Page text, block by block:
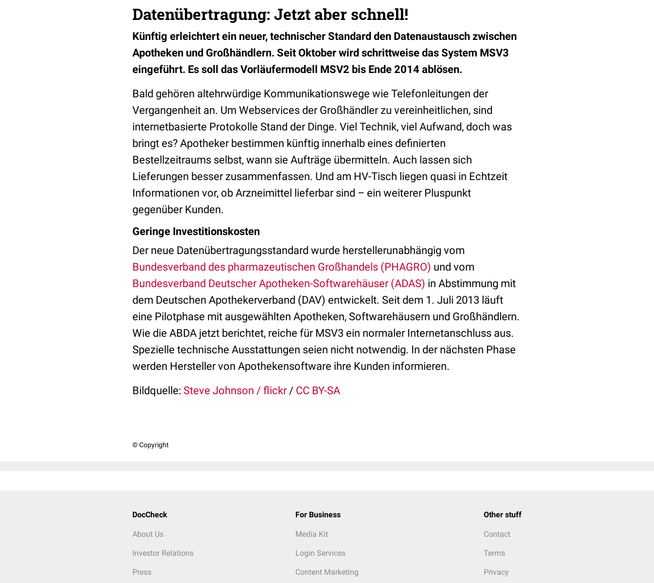
Datenübertragung: Jetzt aber schnell!
Künftig erleichtert ein neuer, technischer Standard den Datenaustausch zwischen
Apotheken und Großhändlern. Seit Oktober wird schrittweise das System MSV3
eingeführt. Es soll das Vorläufermodell MSV2 bis Ende 2014 ablösen.
Bald gehören altehrwürdige Kommunikationswege wie Telefonleitungen der
Vergangenheit an. Um Webservices der Großhändler zu vereinheitlichen, sind
internetbasierte Protokolle Stand der Dinge. Viel Technik, viel Aufwand, doch was
bringt es? Apotheker bestimmen künftig innerhalb eines definierten
Bestellzeitraums selbst, wann sie Aufträge übermitteln. Auch lassen sich
Lieferungen besser zusammenfassen. Und am HV-Tisch liegen quasi in Echtzeit
Informationen vor, ob Arzneimittel lieferbar sind – ein weiterer Pluspunkt
gegenüber Kunden.
Geringe Investitionskosten
Der neue Datenübertragungsstandard wurde herstellerunabhängig vom
Bundesverband des pharmazeutischen Großhandels (PHAGRO) und vom
Bundesverband Deutscher Apotheken-Softwarehäuser (ADAS) in Abstimmung mit
dem Deutschen Apothekerverband (DAV) entwickelt. Seit dem 1. Juli 2013 läuft
eine Pilotphase mit ausgewählten Apotheken, Softwarehäusern und Großhändlern.
Wie die ABDA jetzt berichtet, reiche für MSV3 ein normaler Internetanschluss aus.
Spezielle technische Ausstattungen seien nicht notwendig. In der nächsten Phase
werden Hersteller von Apothekensoftware ihre Kunden informieren.
Bildquelle: Steve Johnson / flickr/ CC BY-SA
© Copyright
DocCheck
About Us
Investor Relations
Press
For Business
Media Kit
Login Services
Content Marketing
Other stuff
Contact
Terms
Privacy